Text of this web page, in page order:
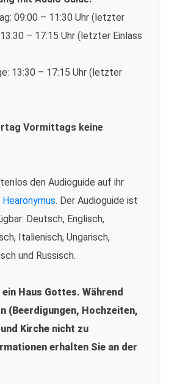
09:00 – 11:30 Uhr (letzter
13:30 – 17:15 Uhr (letzter Einlass
13:30 – 17:15 Uhr (letzter
Vormittags keine
den Audioguide auf ihr
Hearonymus. Der Audioguide ist
Deutsch, Englisch,
Italienisch, Ungarisch,
und Russisch.
Haus Gottes. Während
(Beerdigungen, Hochzeiten,
Kirche nicht zu
erhalten Sie an der